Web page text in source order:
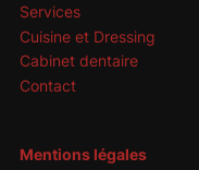
Services
Cuisine et Dressing
Cabinet dentaire
Contact
Mentions légales